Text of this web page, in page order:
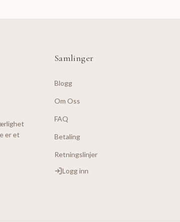
er et
Samlinger
Blogg
Om Oss
FAQ
Betaling
Retningslinjer
Logg inn